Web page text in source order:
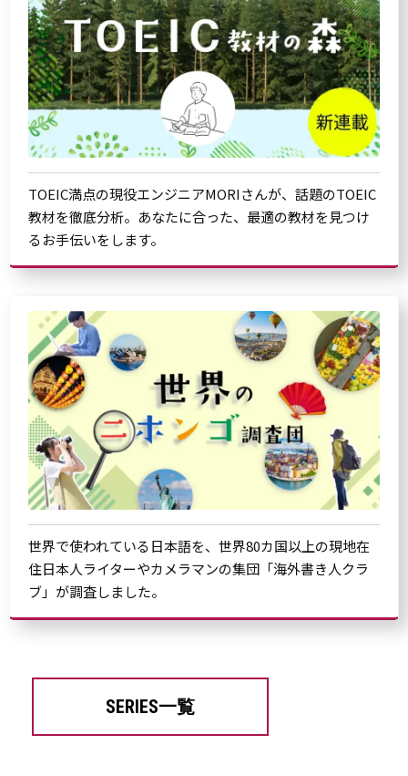
TOEIC満点の現役エンジニアMORIさんが、話題のTOEIC
教材を徹底分析。あなたに合った、最適の教材を見つけ
るお手伝いをします。
世界で使われている日本語を、世界80カ国以上の現地在
住日本人ライターやカメラマンの集団「海外書き人クラ
ブ」が調査しました。
SERIES一覧